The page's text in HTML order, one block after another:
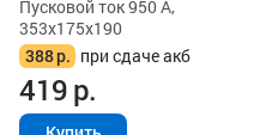
Пусковой ток 950 А,
353x175x190
388р. при сдаче акб
419р.